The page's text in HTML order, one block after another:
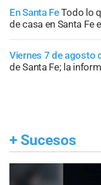
En Santa FeTodo lo
de casa en Santa Fe
Viernes 7 de agosto
de Santa Fe; la
+ Sucesos